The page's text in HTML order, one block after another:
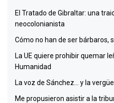
El Tratado de Gibraltar: una
neocolonianista
Cómo no han de ser bárbaros,
La UE quiere prohibir quemar
Humanidad
La voz de Sánchez… y la
Me propusieron asistir a la